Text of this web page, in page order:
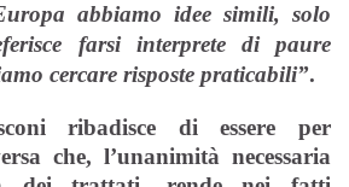
abbiamo idee simili, solo
farsi interprete di paure
cercare risposte praticabili”.
ribadisce di essere per
che, l’unanimità necessaria